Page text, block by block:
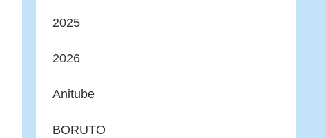
2025
2026
Anitube
BORUTO